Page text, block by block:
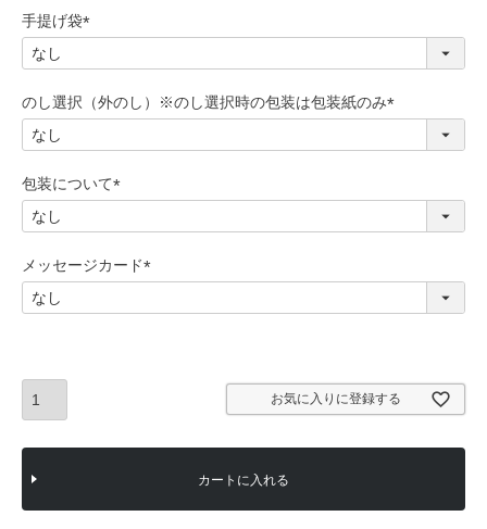
手提げ袋
必
のし選択（外のし）※のし選択時の包装は包装紙のみ
必
包装について
必
メッセージカード
必
お気に入りに登録する
カートに入れる